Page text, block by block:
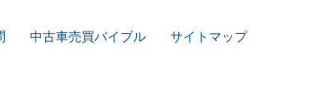
中古車売買バイブル サイトマップ